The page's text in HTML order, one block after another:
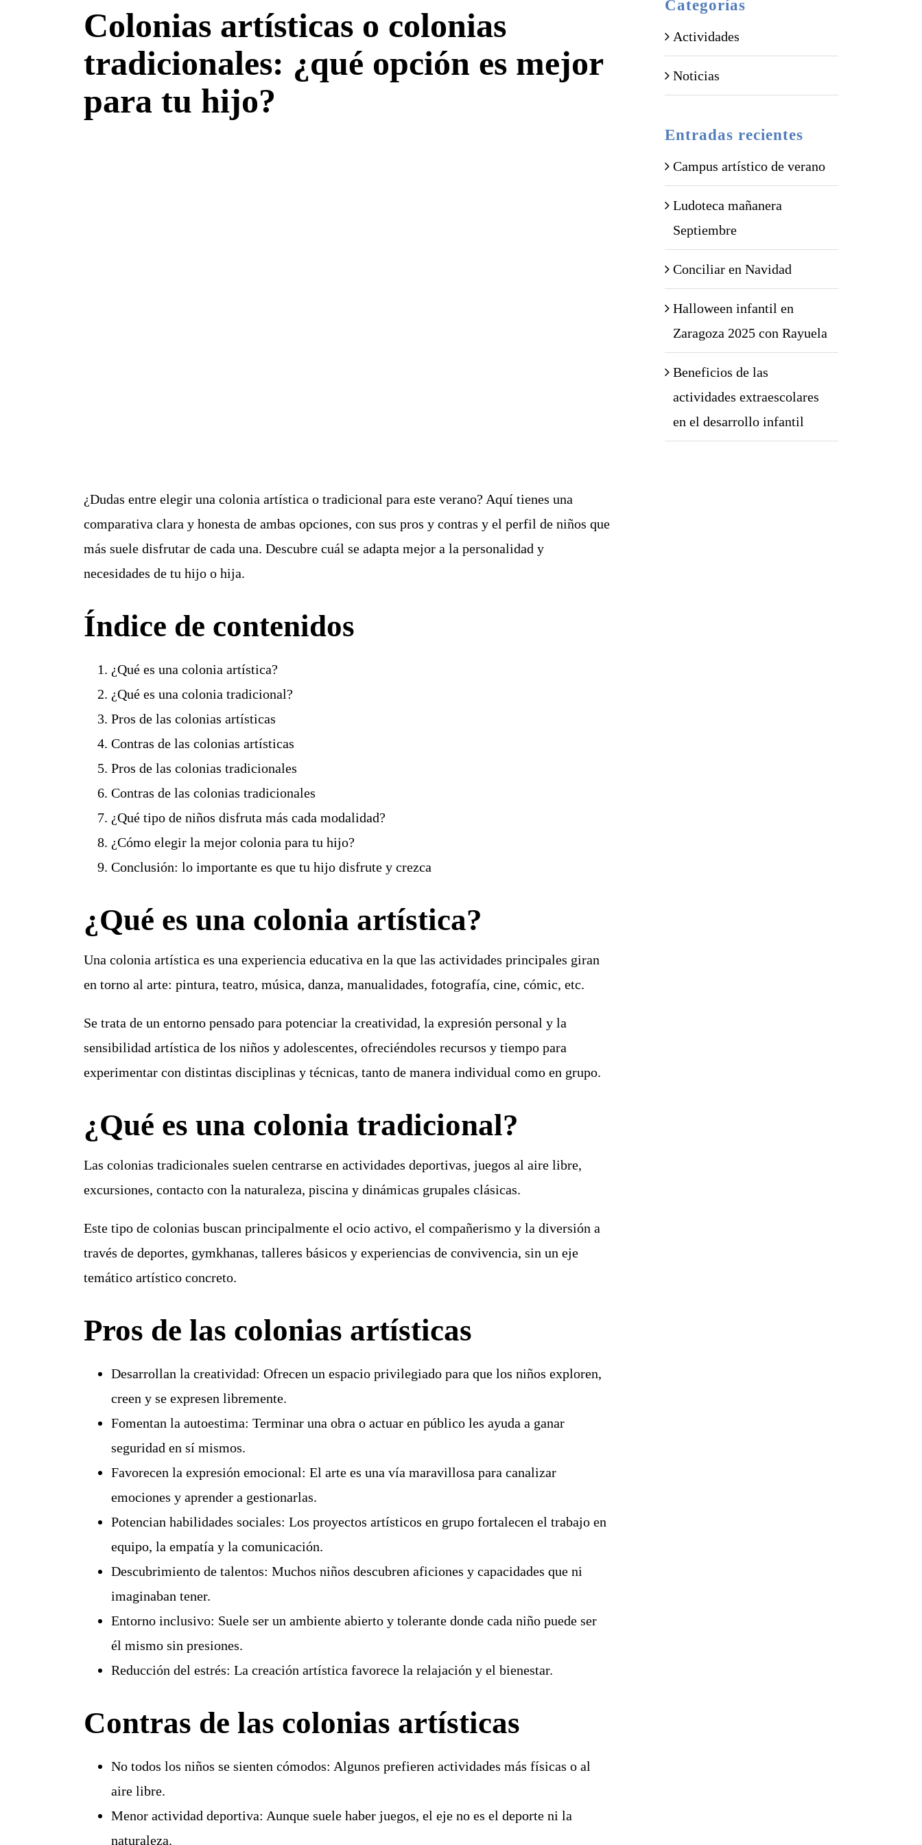
Colonias artísticas o colonias
tradicionales: ¿qué opción es mejor
para tu hijo?
¿Dudas entre elegir una colonia artística o tradicional para este verano? Aquí tienes una
comparativa clara y honesta de ambas opciones, con sus pros y contras y el perfil de niños que
más suele disfrutar de cada una. Descubre cuál se adapta mejor a la personalidad y
necesidades de tu hijo o hija.
Índice de contenidos
¿Qué es una colonia artística?
¿Qué es una colonia tradicional?
Pros de las colonias artísticas
Contras de las colonias artísticas
Pros de las colonias tradicionales
Contras de las colonias tradicionales
¿Qué tipo de niños disfruta más cada modalidad?
¿Cómo elegir la mejor colonia para tu hijo?
Conclusión: lo importante es que tu hijo disfrute y crezca
¿Qué es una colonia artística?
Una colonia artística es una experiencia educativa en la que las actividades principales giran
en torno al arte: pintura, teatro, música, danza, manualidades, fotografía, cine, cómic, etc.
Se trata de un entorno pensado para potenciar la creatividad, la expresión personal y la
sensibilidad artística de los niños y adolescentes, ofreciéndoles recursos y tiempo para
experimentar con distintas disciplinas y técnicas, tanto de manera individual como en grupo.
¿Qué es una colonia tradicional?
Las colonias tradicionales suelen centrarse en actividades deportivas, juegos al aire libre,
excursiones, contacto con la naturaleza, piscina y dinámicas grupales clásicas.
Este tipo de colonias buscan principalmente el ocio activo, el compañerismo y la diversión a
través de deportes, gymkhanas, talleres básicos y experiencias de convivencia, sin un eje
temático artístico concreto.
Pros de las colonias artísticas
Desarrollan la creatividad: Ofrecen un espacio privilegiado para que los niños exploren,
creen y se expresen libremente.
Fomentan la autoestima: Terminar una obra o actuar en público les ayuda a ganar
seguridad en sí mismos.
Favorecen la expresión emocional: El arte es una vía maravillosa para canalizar
emociones y aprender a gestionarlas.
Potencian habilidades sociales: Los proyectos artísticos en grupo fortalecen el trabajo en
equipo, la empatía y la comunicación.
Descubrimiento de talentos: Muchos niños descubren aficiones y capacidades que ni
imaginaban tener.
Entorno inclusivo: Suele ser un ambiente abierto y tolerante donde cada niño puede ser
él mismo sin presiones.
Reducción del estrés: La creación artística favorece la relajación y el bienestar.
Contras de las colonias artísticas
No todos los niños se sienten cómodos: Algunos prefieren actividades más físicas o al
aire libre.
Menor actividad deportiva: Aunque suele haber juegos, el eje no es el deporte ni la
naturaleza.
Categorías
Actividades
Noticias
Entradas recientes
Campus artístico de verano
Ludoteca mañanera
Septiembre
Conciliar en Navidad
Halloween infantil en
Zaragoza 2025 con Rayuela
Beneficios de las
actividades extraescolares
en el desarrollo infantil